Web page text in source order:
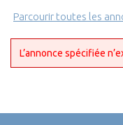
Parcourir toutes les
L’annonce spécifiée